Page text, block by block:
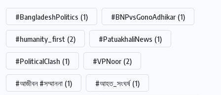
#BangladeshPolitics (1) #BNPvsGonoAdhikar (1)
#humanity_first (2) #PatuakhaliNews (1)
#PoliticalClash (1) #VPNoor (2)
#আজীবন #সম্মাননা (1) #আহত_সংঘর্ষ (1)